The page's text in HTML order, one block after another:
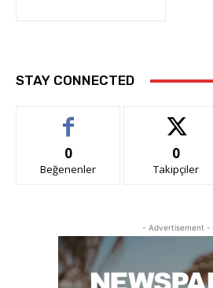
STAY CONNECTED
0
Beğenenler
0
Takipçiler
- Advertisement -